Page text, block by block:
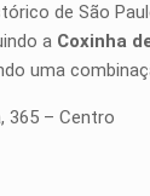
de São
a Coxinha
uma
365 – Centro